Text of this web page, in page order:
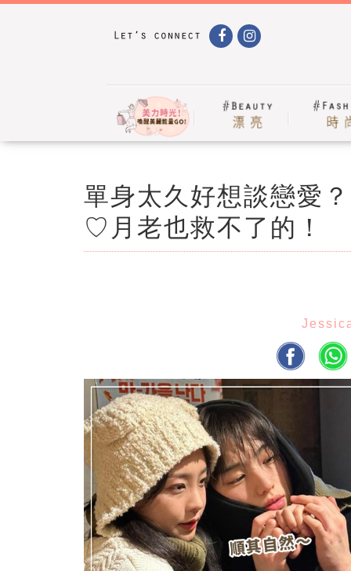
單身太久好想談戀愛
♡月老也救不了的！